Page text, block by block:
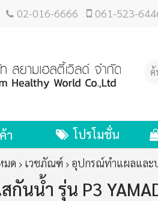
02-016-6666 061-523-
า โปรโมชั่น
มด เวชภัณฑ์ อุปกรณ์ทำแผลและ
กันน้ำ รุ่น P3